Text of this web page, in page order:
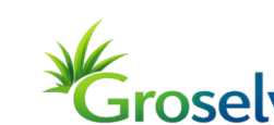
indholdet